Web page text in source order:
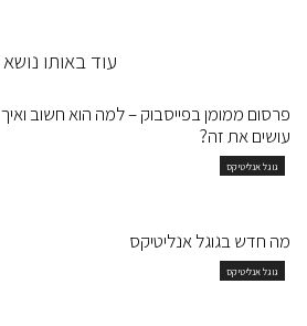
עוד באותו נושא
פרסום ממומן בפייסבוק – למה הוא חשוב ואיך
עושים את זה?
גוגל אנליטיקס
מה חדש בגוגל אנליטיקס
גוגל אנליטיקס